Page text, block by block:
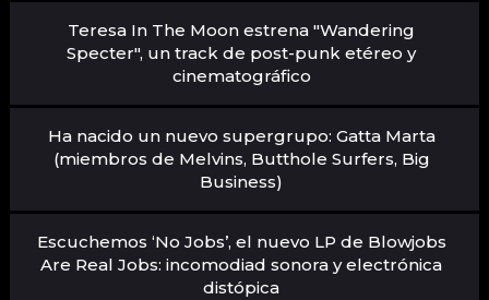
Teresa In The Moon estrena "Wandering
Specter", un track de post-punk etéreo y
cinematográfico
Ha nacido un nuevo supergrupo: Gatta Marta
(miembros de Melvins, Butthole Surfers, Big
Business)
Escuchemos ‘No Jobs’, el nuevo LP de Blowjobs
Are Real Jobs: incomodiad sonora y electrónica
distópica